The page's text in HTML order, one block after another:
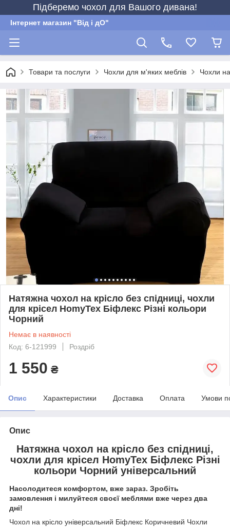
Підберемо чохол для Вашого дивана!
Інтернет магазин "Від і дО"
Товари та послуги Чохли для м'яких меблів Чохли
Натяжна чохол на крісло без спідниці, чохли
для крісел HomyTex Біфлекс Різні кольори
Чорний
Немає в наявності
Код: 6-121999
Роздріб
1 550 ₴
Опис Характеристики Доставка Оплата Умови
Опис
Натяжна чохол на крісло без спідниці,
чохли для крісел HomyTex Біфлекс Різні
кольори Чорний універсальний
Насолодитеся комфортом, вже зараз. Зробіть
замовлення і милуйтеся своєї меблями вже через два
дні!
Чохол на крісло універсальний Біфлекс Коричневий Чохли